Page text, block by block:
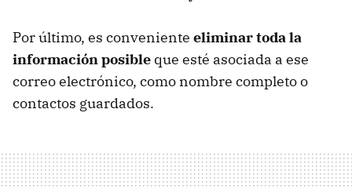
Por último, es conveniente eliminar toda la
información posible que esté asociada a ese
correo electrónico, como nombre completo o
contactos guardados.